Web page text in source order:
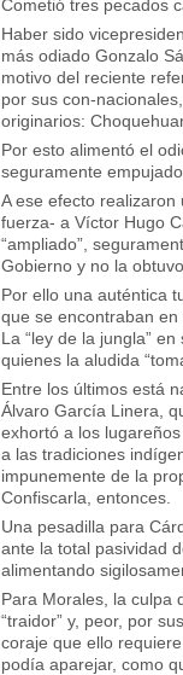
Cometió tres pecados
Haber sido
más odiado Gonzalo
motivo del reciente
por sus con-
originarios:
Por esto alimentó el
seguramente
A ese efecto realizaron
fuerza- a Víctor Hugo
“ampliado”,
Gobierno y no la obtuvo.
Por ello una auténtica
que se encontraban
La “ley de la jungla”
quienes la aludida
Entre los últimos está
Álvaro García Linera,
exhortó a los
a las tradiciones
impunemente de la
Confiscarla, entonces.
Una pesadilla para
ante la total pasividad
alimentando
Para Morales, la culpa
“traidor” y, peor, por
coraje que ello
podía aparejar, como